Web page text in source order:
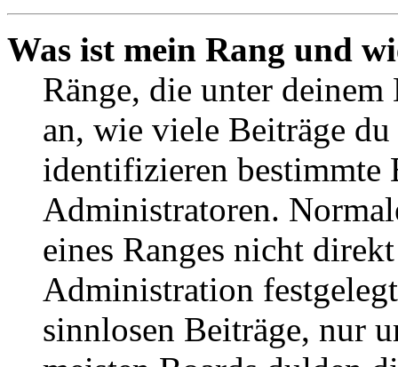
Was ist mein Rang und
Ränge, die unter deinem
an, wie viele Beiträge
identifizieren bestimmte
Administratoren.
eines Ranges nicht
Administration
sinnlosen Beiträge, nur